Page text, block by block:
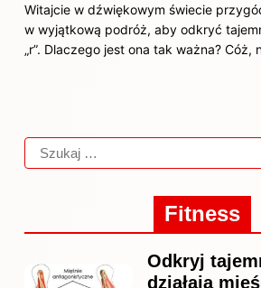
Witajcie w dźwiękowym świecie
w wyjątkową podróż, aby odkryć
„r”. Dlaczego jest ona tak ważna? Cóż,
Fitness
Odkryj
działają